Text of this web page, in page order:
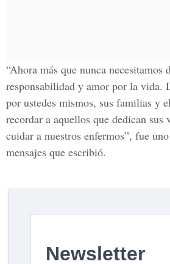
“Ahora más que nunca necesitamos
responsabilidad y amor por la vida.
por ustedes mismos, sus familias y
recordar a aquellos que dedican sus
cuidar a nuestros enfermos”, fue
mensajes que escribió.